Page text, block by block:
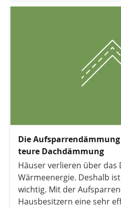
Die
teure Dachdämmung
Häuser verlieren über das
Wärmeenergie. Deshalb
wichtig. Mit der
Hausbesitzern eine sehr